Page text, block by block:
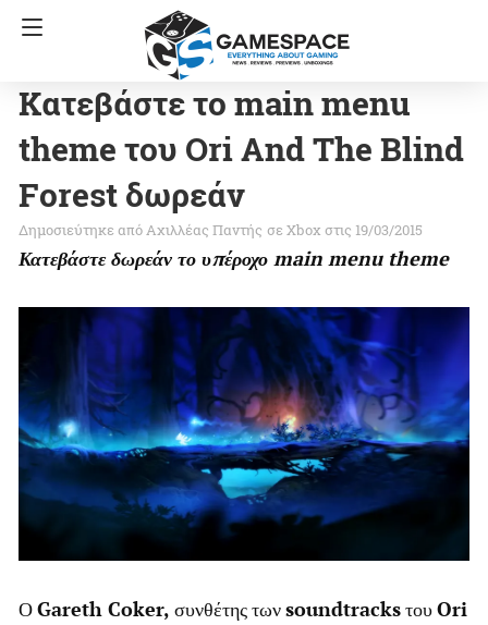
Κατεβάστε το main menu
theme του Ori And The Blind
Forest δωρεάν
Αχιλλέας Παντής σε Xbox στις 19/03/2015
Κατεβάστε δωρεάν το υπέροχο main menu theme
ΟGareth Coker, συνθέτης τωνsoundtracksτουOri